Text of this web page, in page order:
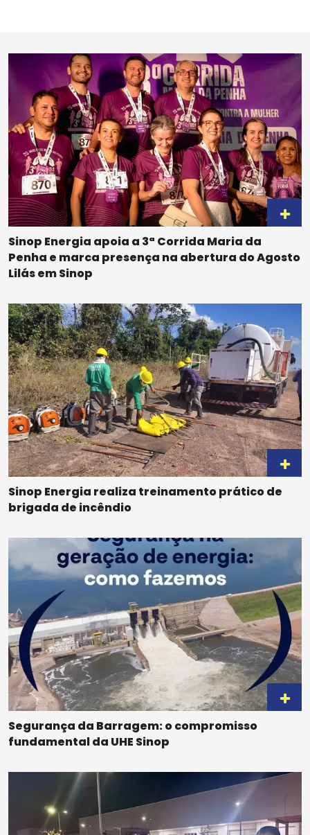
Sinop Energia apoia a 3ª Corrida Maria da
Penha e marca presença na abertura do Agosto
Lilás em Sinop
Sinop Energia realiza treinamento prático de
brigada de incêndio
Segurança da Barragem: o compromisso
fundamental da UHE Sinop